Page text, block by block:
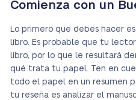
Comienza con un
Lo primero que debes hacer
libro. Es probable que tu
libro, por lo que le resultará
qué trata tu papel. Ten en
todo el papel en un resumen
tu reseña es analizar el